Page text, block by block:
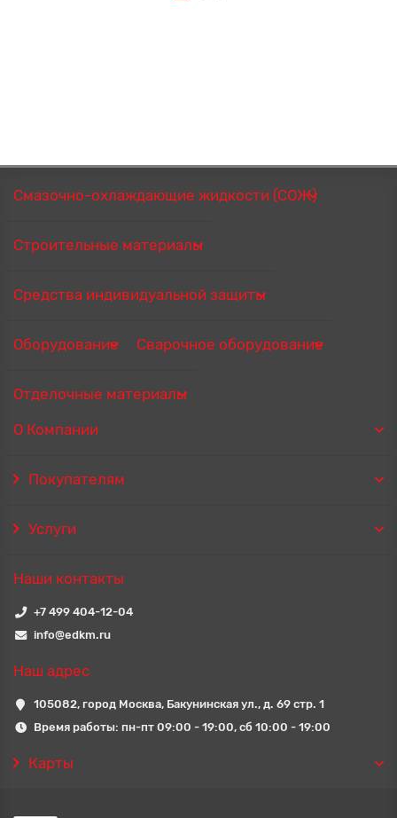
Смазочно-охлаждающие жидкости (СОЖ)
Строительные материалы
Средства индивидуальной защиты
Оборудование Сварочное оборудование
Отделочные материалы
О Компании
Покупателям
Услуги
Наши контакты
+7 499 404-12-04
info@edkm.ru
Наш адрес
105082, город Москва, Бакунинская ул., д. 69 стр. 1
Время работы: пн-пт 09:00 - 19:00, сб 10:00 - 19:00
Карты